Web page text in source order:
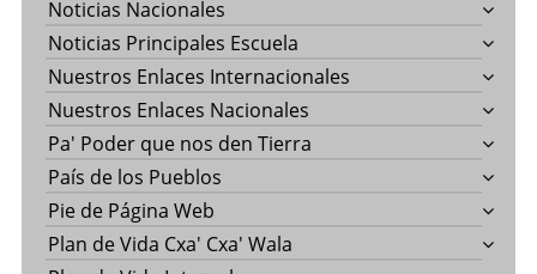
Noticias Nacionales
Noticias Principales Escuela
Nuestros Enlaces Internacionales
Nuestros Enlaces Nacionales
Pa' Poder que nos den Tierra
País de los Pueblos
Pie de Página Web
Plan de Vida Cxa' Cxa' Wala